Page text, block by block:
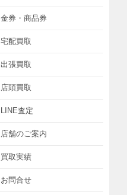
金券・商品券
宅配買取
出張買取
店頭買取
LINE査定
店舗のご案内
買取実績
お問合せ